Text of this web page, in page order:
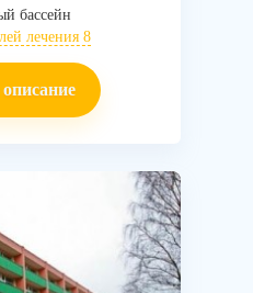
бассейн
лечения 8